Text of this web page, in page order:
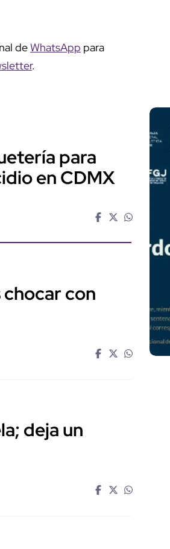
deWhatsApp para
.
para
en CDMX
con
deja un